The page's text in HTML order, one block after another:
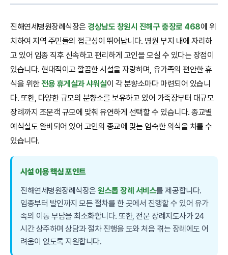
진해연세병원장례식장은경상남도 창원시 진해구 충장로 468에 위
치하여 지역 주민들의 접근성이 뛰어납니다. 병원 부지 내에 자리하
고 있어 임종 직후 신속하고 편리하게 고인을 모실 수 있다는 장점이
있습니다. 현대적이고 깔끔한 시설을 자랑하며, 유가족의 편안한 휴
식을 위한전용 휴게실과 샤워실이 각 분향소마다 마련되어 있습니
다. 또한, 다양한 규모의 분향소를 보유하고 있어 가족장부터 대규모
장례까지 조문객 규모에 맞춰 유연하게 선택할 수 있습니다. 종교별
예식실도 완비되어 있어 고인의 종교에 맞는 엄숙한 의식을 치를 수
있습니다.
시설 이용 핵심 포인트
진해연세병원장례식장은원스톱 장례 서비스를 제공합니다.
임종부터 발인까지 모든 절차를 한 곳에서 진행할 수 있어 유가
족의 이동 부담을 최소화합니다. 또한, 전문 장례지도사가 24
시간 상주하며 상담과 절차 진행을 도와 처음 겪는 장례에도 어
려움이 없도록 지원합니다.